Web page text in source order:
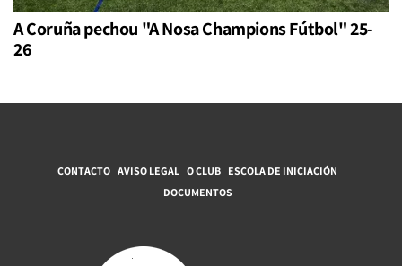
A Coruña pechou "A Nosa Champions Fútbol" 25-
26
CONTACTO AVISO LEGAL O CLUB ESCOLA DE INICIACIÓN
DOCUMENTOS